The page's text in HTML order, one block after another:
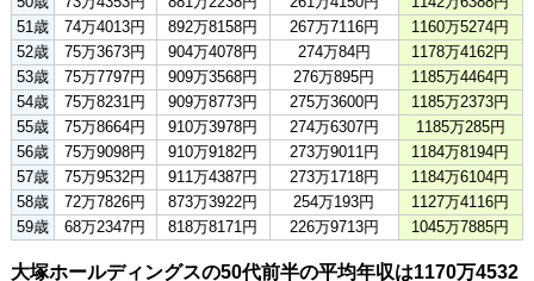
51歳
74万4013円 892万8158円 267万7116円
1160万5274円
52歳
75万3673円 904万4078円 274万84円
1178万4162円
53歳
75万7797円 909万3568円 276万895円
1185万4464円
54歳
75万8231円 909万8773円 275万3600円
1185万2373円
55歳
75万8664円 910万3978円 274万6307円
1185万285円
56歳
75万9098円 910万9182円 273万9011円
1184万8194円
57歳
75万9532円 911万4387円 273万1718円
1184万6104円
58歳
72万7826円 873万3922円 254万193円
1127万4116円
59歳
68万2347円 818万8171円 226万9713円 1045万7885円
大塚ホールディングスの50代前半の平均年収は1170万4532